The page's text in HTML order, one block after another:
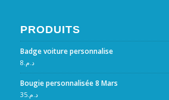
PRODUITS
Badge voiture personnalise
د.م.8
Bougie personnalisée 8 Mars
د.م.35